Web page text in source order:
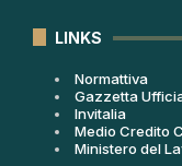
LINKS
Normattiva
Gazzetta
Invitalia
Medio Credito
Ministero del